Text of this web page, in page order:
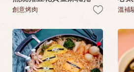
創意烤肉 溫補